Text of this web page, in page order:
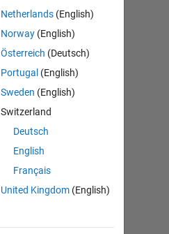
Netherlands (English)
Norway (English)
Österreich (Deutsch)
Portugal (English)
Sweden (English)
Switzerland
Deutsch
English
Français
United Kingdom (English)